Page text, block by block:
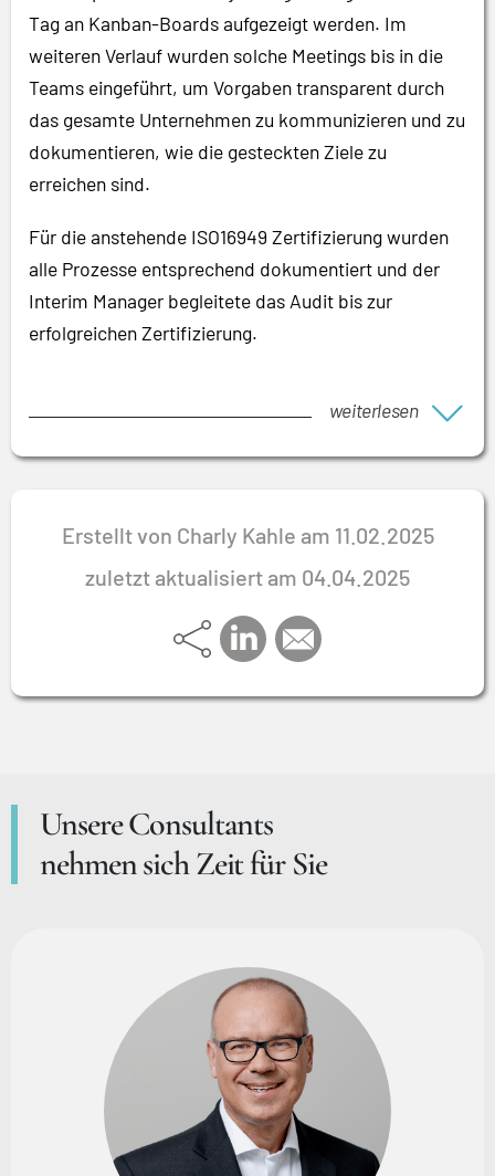
Tag an Kanban-Boards aufgezeigt werden. Im
weiteren Verlauf wurden solche Meetings bis in die
Teams eingeführt, um Vorgaben transparent durch
das gesamte Unternehmen zu kommunizieren und zu
dokumentieren, wie die gesteckten Ziele zu
erreichen sind.
Für die anstehende ISO16949 Zertifizierung wurden
alle Prozesse entsprechend dokumentiert und der
Interim Manager begleitete das Audit bis zur
erfolgreichen Zertifizierung.
weiterlesen
Erstellt von Charly Kahle am 11.02.2025
zuletzt aktualisiert am 04.04.2025
Unsere Consultants
nehmen sich Zeit für Sie